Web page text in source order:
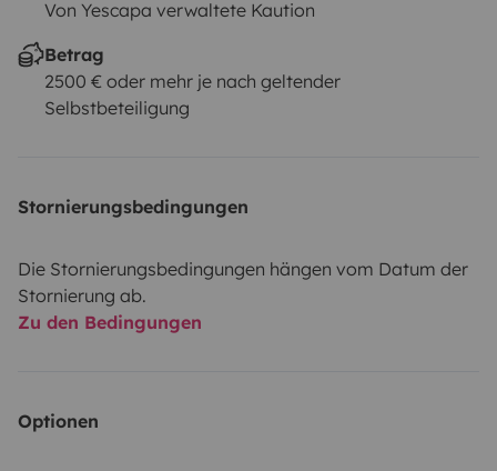
Von Yescapa verwaltete Kaution
Betrag
2500 € oder mehr je nach geltender
Selbstbeteiligung
Stornierungsbedingungen
Die Stornierungsbedingungen hängen vom Datum der
Stornierung ab.
Zu den Bedingungen
Optionen